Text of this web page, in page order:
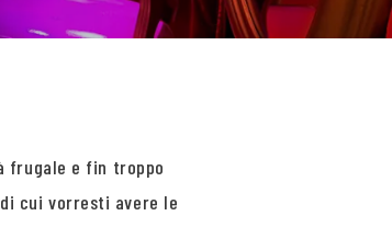
frugale e fin troppo
cui vorresti avere le